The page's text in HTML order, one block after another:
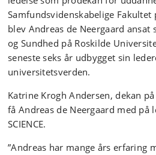
Samfundsvidenskabelige Fakultet
blev Andreas de Neergaard ansat
og Sundhed på Roskilde
seneste seks år udbygget sin
universitetsverden.
Katrine Krogh Andersen, dekan
få Andreas de Neergaard med på
SCIENCE.
”Andreas har mange års erfaring